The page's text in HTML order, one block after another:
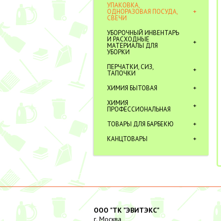
УПАКОВКА,
ОДНОРАЗОВАЯ ПОСУДА,
СВЕЧИ
УБОРОЧНЫЙ ИНВЕНТАРЬ
И РАСХОДНЫЕ
МАТЕРИАЛЫ ДЛЯ
УБОРКИ
ПЕРЧАТКИ, СИЗ,
ТАПОЧКИ
ХИМИЯ БЫТОВАЯ
ХИМИЯ
ПРОФЕССИОНАЛЬНАЯ
ТОВАРЫ ДЛЯ БАРБЕКЮ
КАНЦТОВАРЫ
ООО "ТК "ЭВИТЭКС"
г. Москва